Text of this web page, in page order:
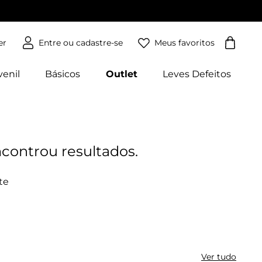
Meus favoritos
Básicos Outlet Leves Defeitos
Ver tudo